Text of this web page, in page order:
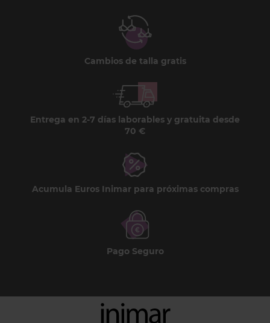
Cambios de talla gratis
Entrega en 2-7 días laborables y gratuita desde
70 €
Acumula Euros Inimar para próximas compras
Pago Seguro